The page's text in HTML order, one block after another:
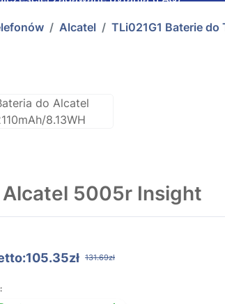
Alcatel TLi021G1 Baterie
Alcatel 5005r Insight
131.69zł